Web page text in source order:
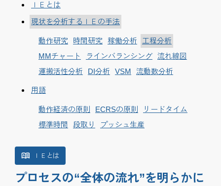
ＩＥとは
現状を分析するＩＥの手法
動作研究 時間研究 稼働分析
工程分析
MMチャート
ラインバランシング 流れ線図
運搬活性分析
DI分析 VSM 流動数分析
用語
動作経済の原則 ECRSの原則
リードタイム
標準時間
段取り プッシュ生産
ＩＥとは
プロセスの“全体の流れ”を明らかに